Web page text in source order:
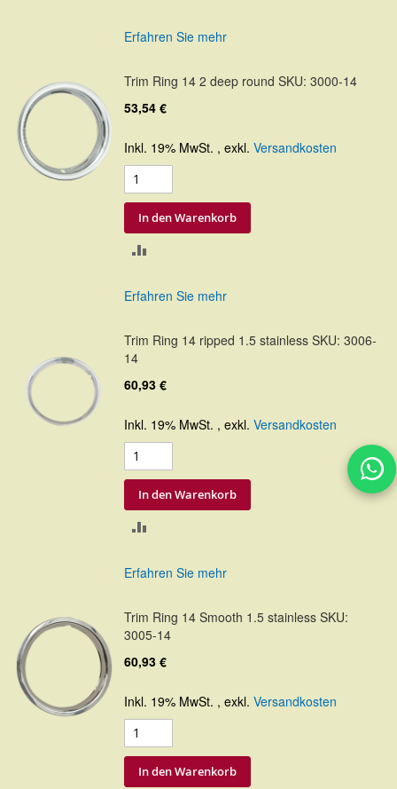
Erfahren Sie mehr
Trim Ring 14 2 deep round SKU: 3000-14
53,54 €
Inkl. 19% MwSt. , exkl. Versandkosten
In den Warenkorb
Erfahren Sie mehr
Trim Ring 14 ripped 1.5 stainless SKU: 3006-
14
60,93 €
Inkl. 19% MwSt. , exkl. Versandkosten
In den Warenkorb
Erfahren Sie mehr
Trim Ring 14 Smooth 1.5 stainless SKU:
3005-14
60,93 €
Inkl. 19% MwSt. , exkl. Versandkosten
In den Warenkorb